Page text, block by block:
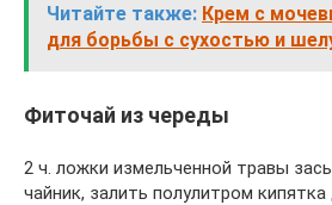
Читайте также: Крем с
для борьбы с сухостью и
Фиточай из череды
2 ч. ложки измельченной травы
чайник, залить полулитром